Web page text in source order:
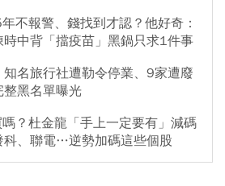
不報警、錢找到才認？他好奇：
中背「擋疫苗」黑鍋只求1件事
名旅行社遭勒令停業、9家遭廢
黑名單曝光
？杜金龍「手上一定要有」減碼
科、聯電…逆勢加碼這些個股